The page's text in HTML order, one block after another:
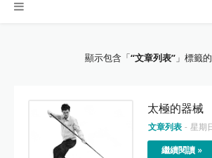
顯示包含「 文章列表 」標籤
太極的器械
文章列表 - 星期
繼續閱讀 »